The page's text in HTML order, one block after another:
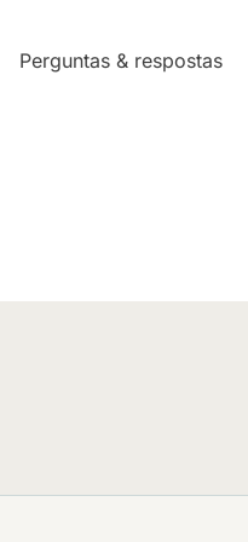
Perguntas & respostas